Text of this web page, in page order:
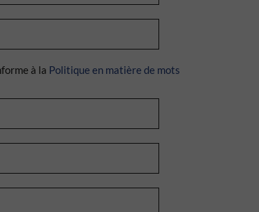
à la Politique en matière de mots